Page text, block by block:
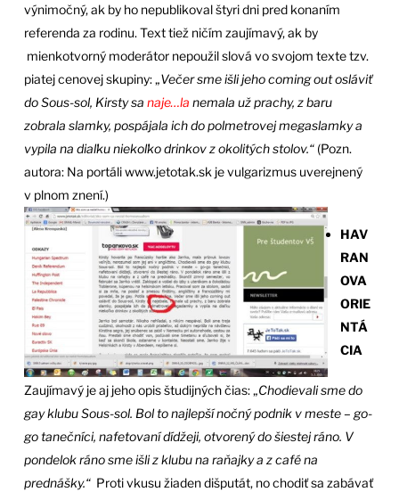
výnimočný, ak by ho nepublikoval štyri dni pred konaním
referenda za rodinu. Text tiež ničím zaujímavý, ak by
mienkotvorný moderátor nepoužil slová vo svojom texte tzv.
piatej cenovej skupiny: „Večer sme išli jeho coming out osláviť
do Sous-sol, Kirsty sa naje…la nemala už prachy, z baru
zobrala slamky, pospájala ich do polmetrovej megaslamky a
vypila na diaľku niekoľko drinkov z okolitých stolov.“(Pozn.
autora: Na portáli www.jetotak.sk je vulgarizmus uverejnený
v plnom znení.)
HAV
RAN
OVA
ORIE
NTÁ
CIA
Zaujímavý je aj jeho opis študijných čias: „Chodievali sme do
gay klubu Sous-sol. Bol to najlepší nočný podnik v meste – go-
go tanečníci, nafetovaní dídžeji, otvorený do šiestej ráno. V
pondelok ráno sme išli z klubu na raňajky a z café na
prednášky.“ Proti vkusu žiaden dišputát, no chodiť sa zabávať